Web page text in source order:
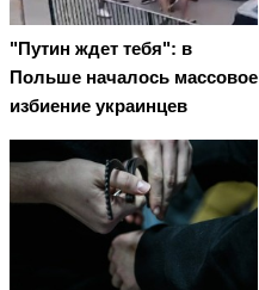
"Путин ждет тебя": в
Польше началось массовое
избиение украинцев